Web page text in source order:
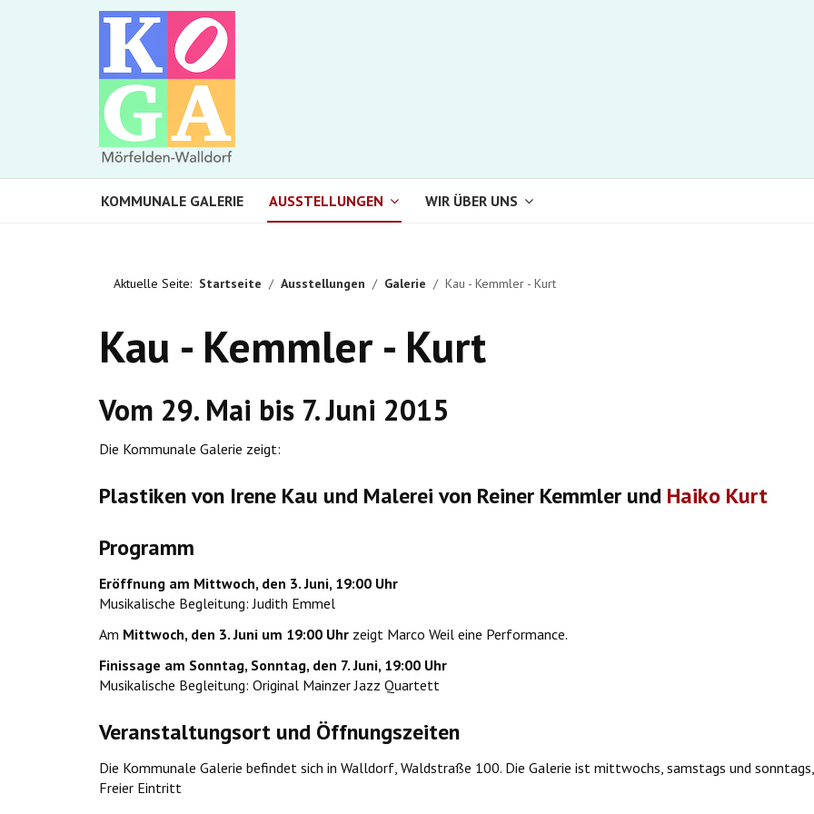
KOMMUNALE GALERIE AUSSTELLUNGEN WIR ÜBER UNS
Aktuelle Seite: Startseite Ausstellungen Galerie Kau - Kemmler - Kurt
Kau - Kemmler - Kurt
Vom 29. Mai bis 7. Juni 2015
Die Kommunale Galerie zeigt:
Plastiken von Irene Kau und Malerei von Reiner Kemmler und Haiko Kurt
Programm
Eröffnung am Mittwoch, den 3. Juni, 19:00 Uhr
Musikalische Begleitung: Judith Emmel
Am Mittwoch, den 3. Juni um 19:00 Uhr zeigt Marco Weil eine Performance.
Finissage am Sonntag, Sonntag, den 7. Juni, 19:00 Uhr
Musikalische Begleitung: Original Mainzer Jazz Quartett
Veranstaltungsort und Öffnungszeiten
Die Kommunale Galerie befindet sich in Walldorf, Waldstraße 100. Die Galerie ist mittwochs, samstags und
Freier Eintritt